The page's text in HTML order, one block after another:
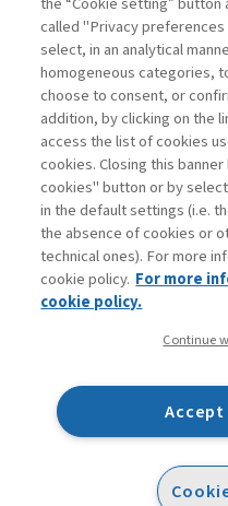
Legenda: Accedi Per
Contatti
Abbonamenti
Archivio rubriche
Privacy
Dichiarazione di
Mappa del sito
called "Privacy
select, in an analytical
homogeneous categories,
choose to consent, or
addition, by clicking on the
access the list of cookies
cookies. Closing this
cookies" button or by
in the default settings (i.e.
the absence of cookies or
technical ones). For more
cookie policy. For more
cookie policy.
Continue